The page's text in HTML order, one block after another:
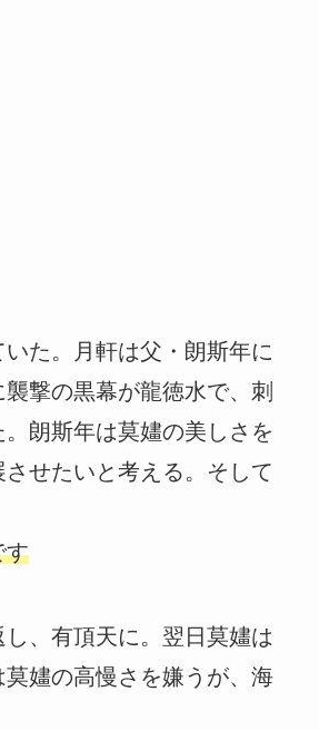
た。月軒は父・朗斯年に
撃の黒幕が龍徳水で、刺
朗斯年は莫嫿の美しさを
せたいと考える。そして
す
、有頂天に。翌日莫嫿は
嫿の高慢さを嫌うが、海